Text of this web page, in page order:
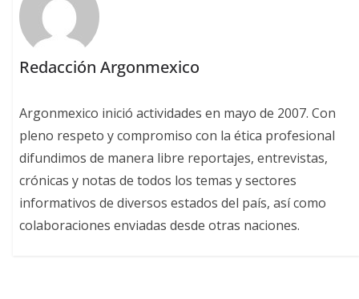
Redacción Argonmexico
Argonmexico inició actividades en mayo de 2007. Con
pleno respeto y compromiso con la ética profesional
difundimos de manera libre reportajes, entrevistas,
crónicas y notas de todos los temas y sectores
informativos de diversos estados del país, así como
colaboraciones enviadas desde otras naciones.